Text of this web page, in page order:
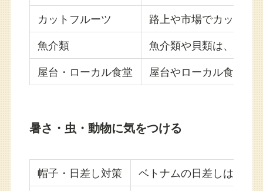
カットフルーツ
路上や市場でカット済
魚介類
魚介類や貝類は、でき
屋台・ローカル食堂
屋台やローカル食堂を
暑さ・虫・動物に気をつける
帽子・日差し対策
ベトナムの日差しは強く